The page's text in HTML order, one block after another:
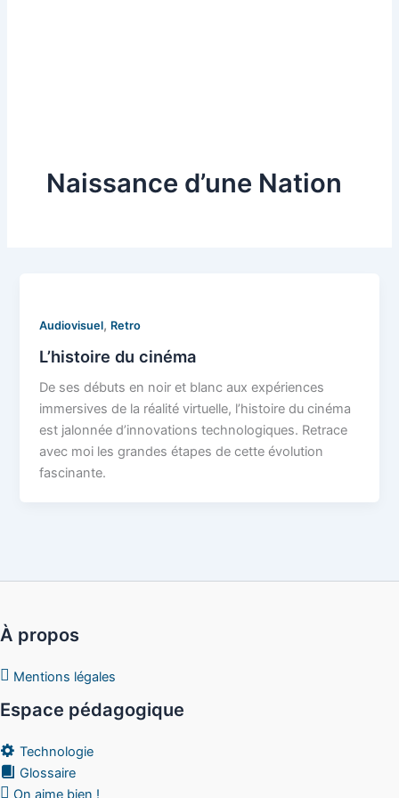
Naissance d’une Nation
Audiovisuel, Retro
L’histoire du cinéma
De ses débuts en noir et blanc aux expériences
immersives de la réalité virtuelle, l’histoire du cinéma
est jalonnée d’innovations technologiques. Retrace
avec moi les grandes étapes de cette évolution
fascinante.
À propos
Mentions légales
Espace pédagogique
Technologie
Glossaire
On aime bien !